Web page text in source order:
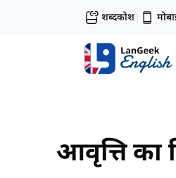
शब्दकोश|
आवृत्ति का